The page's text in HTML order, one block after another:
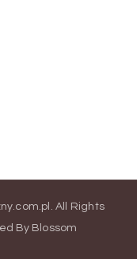
. All Rights
By Blossom